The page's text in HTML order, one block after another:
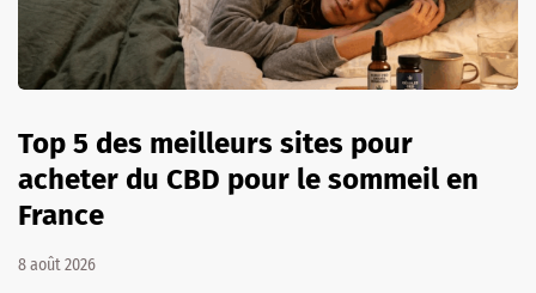
Top 5 des meilleurs sites pour
acheter du CBD pour le sommeil en
France
8 août 2026